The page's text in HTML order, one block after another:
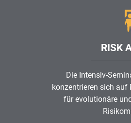
RISK
Die Intensiv-
konzentrieren sich auf
für evolutionäre